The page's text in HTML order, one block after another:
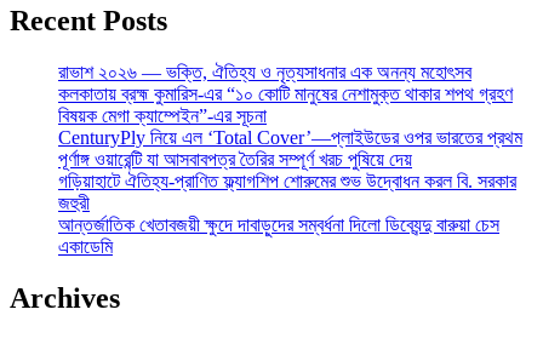
Recent Posts
রাভাশ ২০২৬ — ভক্তি, ঐতিহ্য ও নৃত্যসাধনার এক অনন্য মহোৎসব
কলকাতায় ব্রহ্ম কুমারিস-এর “১০ কোটি মানুষের নেশামুক্ত থাকার শপথ গ্রহণ
বিষয়ক মেগা ক্যাম্পেইন”-এর সূচনা
CenturyPly নিয়ে এল ‘Total Cover’—প্লাইউডের ওপর ভারতের প্রথম
পূর্ণাঙ্গ ওয়ারেন্টি যা আসবাবপত্র তৈরির সম্পূর্ণ খরচ পুষিয়ে দেয়
গড়িয়াহাটে ঐতিহ্য-প্রাণিত ফ্ল্যাগশিপ শোরুমের শুভ উদ্বোধন করল বি. সরকার
জহুরী
আন্তর্জাতিক খেতাবজয়ী ক্ষুদে দাবাড়ুদের সম্বর্ধনা দিলো ডিব্যেন্দু বারুয়া চেস
একাডেমি
Archives